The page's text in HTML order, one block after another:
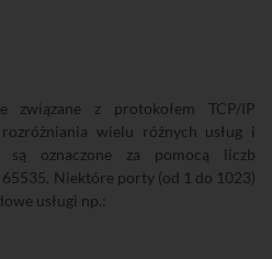
związane z protokołem TCP/IP
wielu różnych usług i
są oznaczone za pomocą liczb
Niektóre porty (od 1 do 1023)
usługi np.: